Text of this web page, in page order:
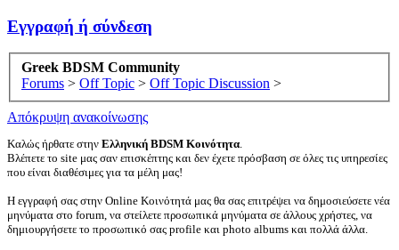
Εγγραφή ή σύνδεση
Greek BDSM Community
Forums > Off Topic > Off Topic Discussion >
Απόκρυψη ανακοίνωσης
Καλώς ήρθατε στην Ελληνική BDSM Κοινότητα.
Βλέπετε το site μας σαν επισκέπτης και δεν έχετε πρόσβαση σε όλες τις υπηρεσίες
που είναι διαθέσιμες για τα μέλη μας!
Η εγγραφή σας στην Online Κοινότητά μας θα σας επιτρέψει να δημοσιεύσετε νέα
μηνύματα στο forum, να στείλετε προσωπικά μηνύματα σε άλλους χρήστες, να
δημιουργήσετε το προσωπικό σας profile και photo albums και πολλά άλλα.